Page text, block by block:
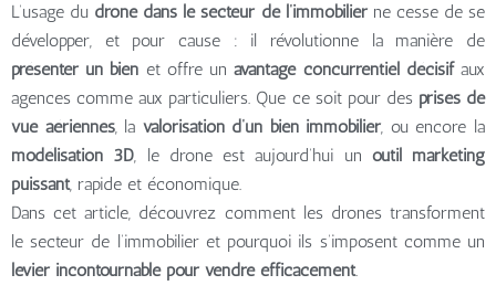
L’usage du drone dans le secteur de l’immobilierne cesse de se
développer, et pour cause : il révolutionne la manière de
présenter un bien et offre unavantage concurrentiel décisifaux
agences comme aux particuliers. Que ce soit pour des prises de
vue aériennes, la valorisation d’un bien immobilier, ou encore la
modélisation 3D, le drone est aujourd’hui un outil marketing
puissant, rapide et économique.
Dans cet article, découvrez comment les drones transforment
le secteur de l’immobilier et pourquoi ils s’imposent comme un
levier incontournable pour vendre efficacement.